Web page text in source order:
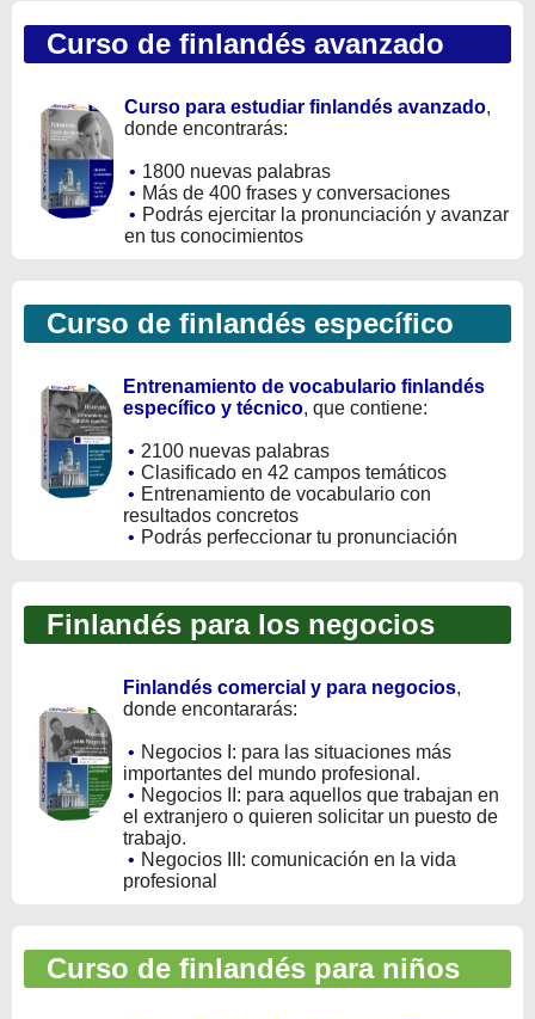
Curso de finlandés avanzado
Curso para estudiar finlandés avanzado,
donde encontrarás:
• 1800 nuevas palabras
• Más de 400 frases y conversaciones
• Podrás ejercitar la pronunciación y avanzar
en tus conocimientos
Curso de finlandés específico
Entrenamiento de vocabulario finlandés
específico y técnico, que contiene:
• 2100 nuevas palabras
• Clasificado en 42 campos temáticos
• Entrenamiento de vocabulario con
resultados concretos
• Podrás perfeccionar tu pronunciación
Finlandés para los negocios
Finlandés comercial y para negocios,
donde encontararás:
• Negocios I: para las situaciones más
importantes del mundo profesional.
• Negocios II: para aquellos que trabajan en
el extranjero o quieren solicitar un puesto de
trabajo.
• Negocios III: comunicación en la vida
profesional
Curso de finlandés para niños